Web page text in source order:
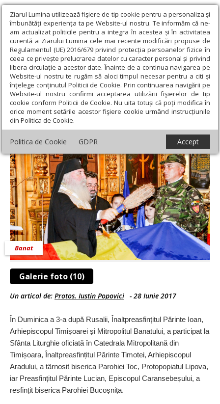
Ziarul Lumina utilizează fişiere de tip cookie pentru a personaliza și
îmbunătăți experiența ta pe Website-ul nostru. Te informăm că ne-
am actualizat politicile pentru a integra în acestea și în activitatea
curentă a Ziarului Lumina cele mai recente modificări propuse de
Regulamentul (UE) 2016/679 privind protecția persoanelor fizice în
ceea ce privește prelucrarea datelor cu caracter personal și privind
libera circulație a acestor date. Înainte de a continua navigarea pe
Website-ul nostru te rugăm să aloci timpul necesar pentru a citi și
înțelege conținutul Politicii de Cookie. Prin continuarea navigării pe
Website-ul nostru confirmi acceptarea utilizării fişierelor de tip
cookie conform Politicii de Cookie. Nu uita totuși că poți modifica în
orice moment setările acestor fişiere cookie urmând instrucțiunile
din Politica de Cookie.
Politica de Cookie GDPR Accept
Ziarul Lumina › Regionale › Banat
Duminica a 3-a după Rusalii
în Banat
Duminica a 3-a după Rusalii în Banat
Galerie foto (10)
Banat
Un articol de: Protos. Iustin Popovici - 28 Iunie 2017
În Duminica a 3-a după Rusalii, Înaltpreasfințitul Părinte Ioan,
Arhiepiscopul Timișoarei și Mitropolitul Banatului, a participat la
Sfânta Liturghie oficiată în Catedrala Mitropolitană din
Timișoara, Înaltpreasfințitul Părinte Timotei, Arhiepiscopul
Aradului, a târnosit biserica Parohiei Toc, Protopopiatul Lipova,
iar Preasfințitul Părinte Lucian, Episcopul Caransebeșului, a
resfințit biserica Parohiei Bucoșnița.